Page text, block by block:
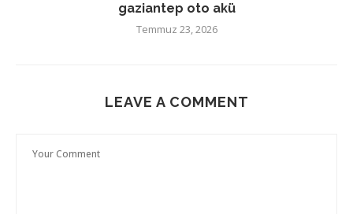
gaziantep oto akü
Temmuz 23, 2026
LEAVE A COMMENT